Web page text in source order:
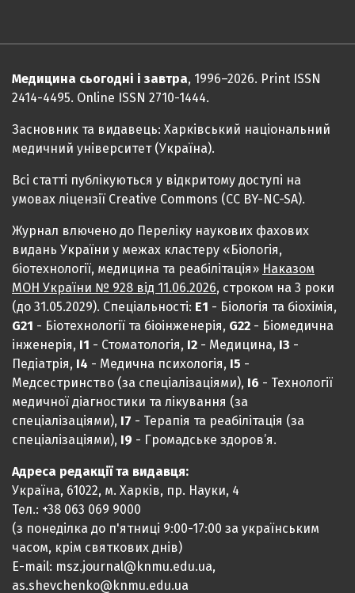
Медицина сьогодні і завтра, 1996–2026. Print ISSN
2414-4495. Online ISSN 2710-1444.
Засновник та видавець: Харківський національний
медичний університет (Україна).
Всі статті публікуються у відкритому доступі на
умовах ліцензії Creative Commons (CC BY-NC-SA).
Журнал влючено до Переліку наукових фахових
видань України у межах кластеру «Біологія,
біотехнології, медицина та реабілітація» Наказом
МОН України № 928 від 11.06.2026, строком на 3 роки
(до 31.05.2029). Спеціальності: Е1 - Біологія та біохімія,
G21 - Біотехнології та біоінженерія, G22 - Біомедична
інженерія, I1 - Стоматологія, I2 - Медицина, IЗ -
Педіатрія, I4 - Медична психологія, I5 -
Медсестринство (за спеціалізаціями), I6 - Технології
медичної діагностики та лікування (за
спеціалізаціями), I7 - Терапія та реабілітація (за
спеціалізаціями), I9 - Громадське здоров’я.
Адреса редакції та видавця:
Україна, 61022, м. Харків, пр. Науки, 4
Тел.: +38 063 069 9000
(з понеділка до п'ятниці 9:00-17:00 за українським
часом, крім святкових днів)
E-mail: msz.journal@knmu.edu.ua,
as.shevchenko@knmu.edu.ua